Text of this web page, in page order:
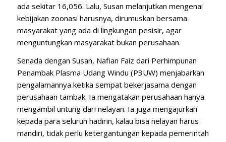
ada sekitar 16,056. Lalu, Susan melanjutkan mengenai
kebijakan zoonasi harusnya, dirumuskan bersama
masyarakat yang ada di lingkungan pesisir, agar
menguntungkan masyarakat bukan perusahaan.
Senada dengan Susan, Nafian Faiz dari Perhimpunan
Penambak Plasma Udang Windu (P3UW) menjabarkan
pengalamannya ketika sempat bekerjasama dengan
perusahaan tambak. Ia mengatakan perusahaan hanya
mengambil untung dari nelayan. Ia juga mengajurkan
kepada para seluruh hadirin, kalau bisa nelayan harus
mandiri, tidak perlu ketergantungan kepada pemerintah